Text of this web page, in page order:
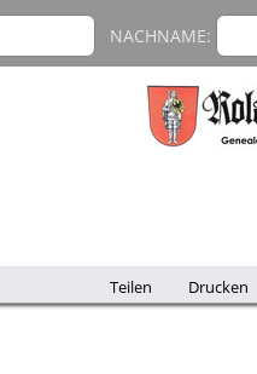
NACHNAME:
Teilen Drucken